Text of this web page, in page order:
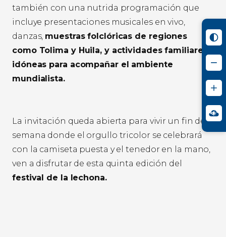
también con una nutrida programación que
incluye presentaciones musicales en vivo,
danzas, muestras folclóricas de regiones
como Tolima y Huila, y actividades familiares
idóneas para acompañar el ambiente
mundialista.
La invitación queda abierta para vivir un fin de
semana donde el orgullo tricolor se celebrará
con la camiseta puesta y el tenedor en la mano,
ven a disfrutar de esta quinta edición del
festival de la lechona.